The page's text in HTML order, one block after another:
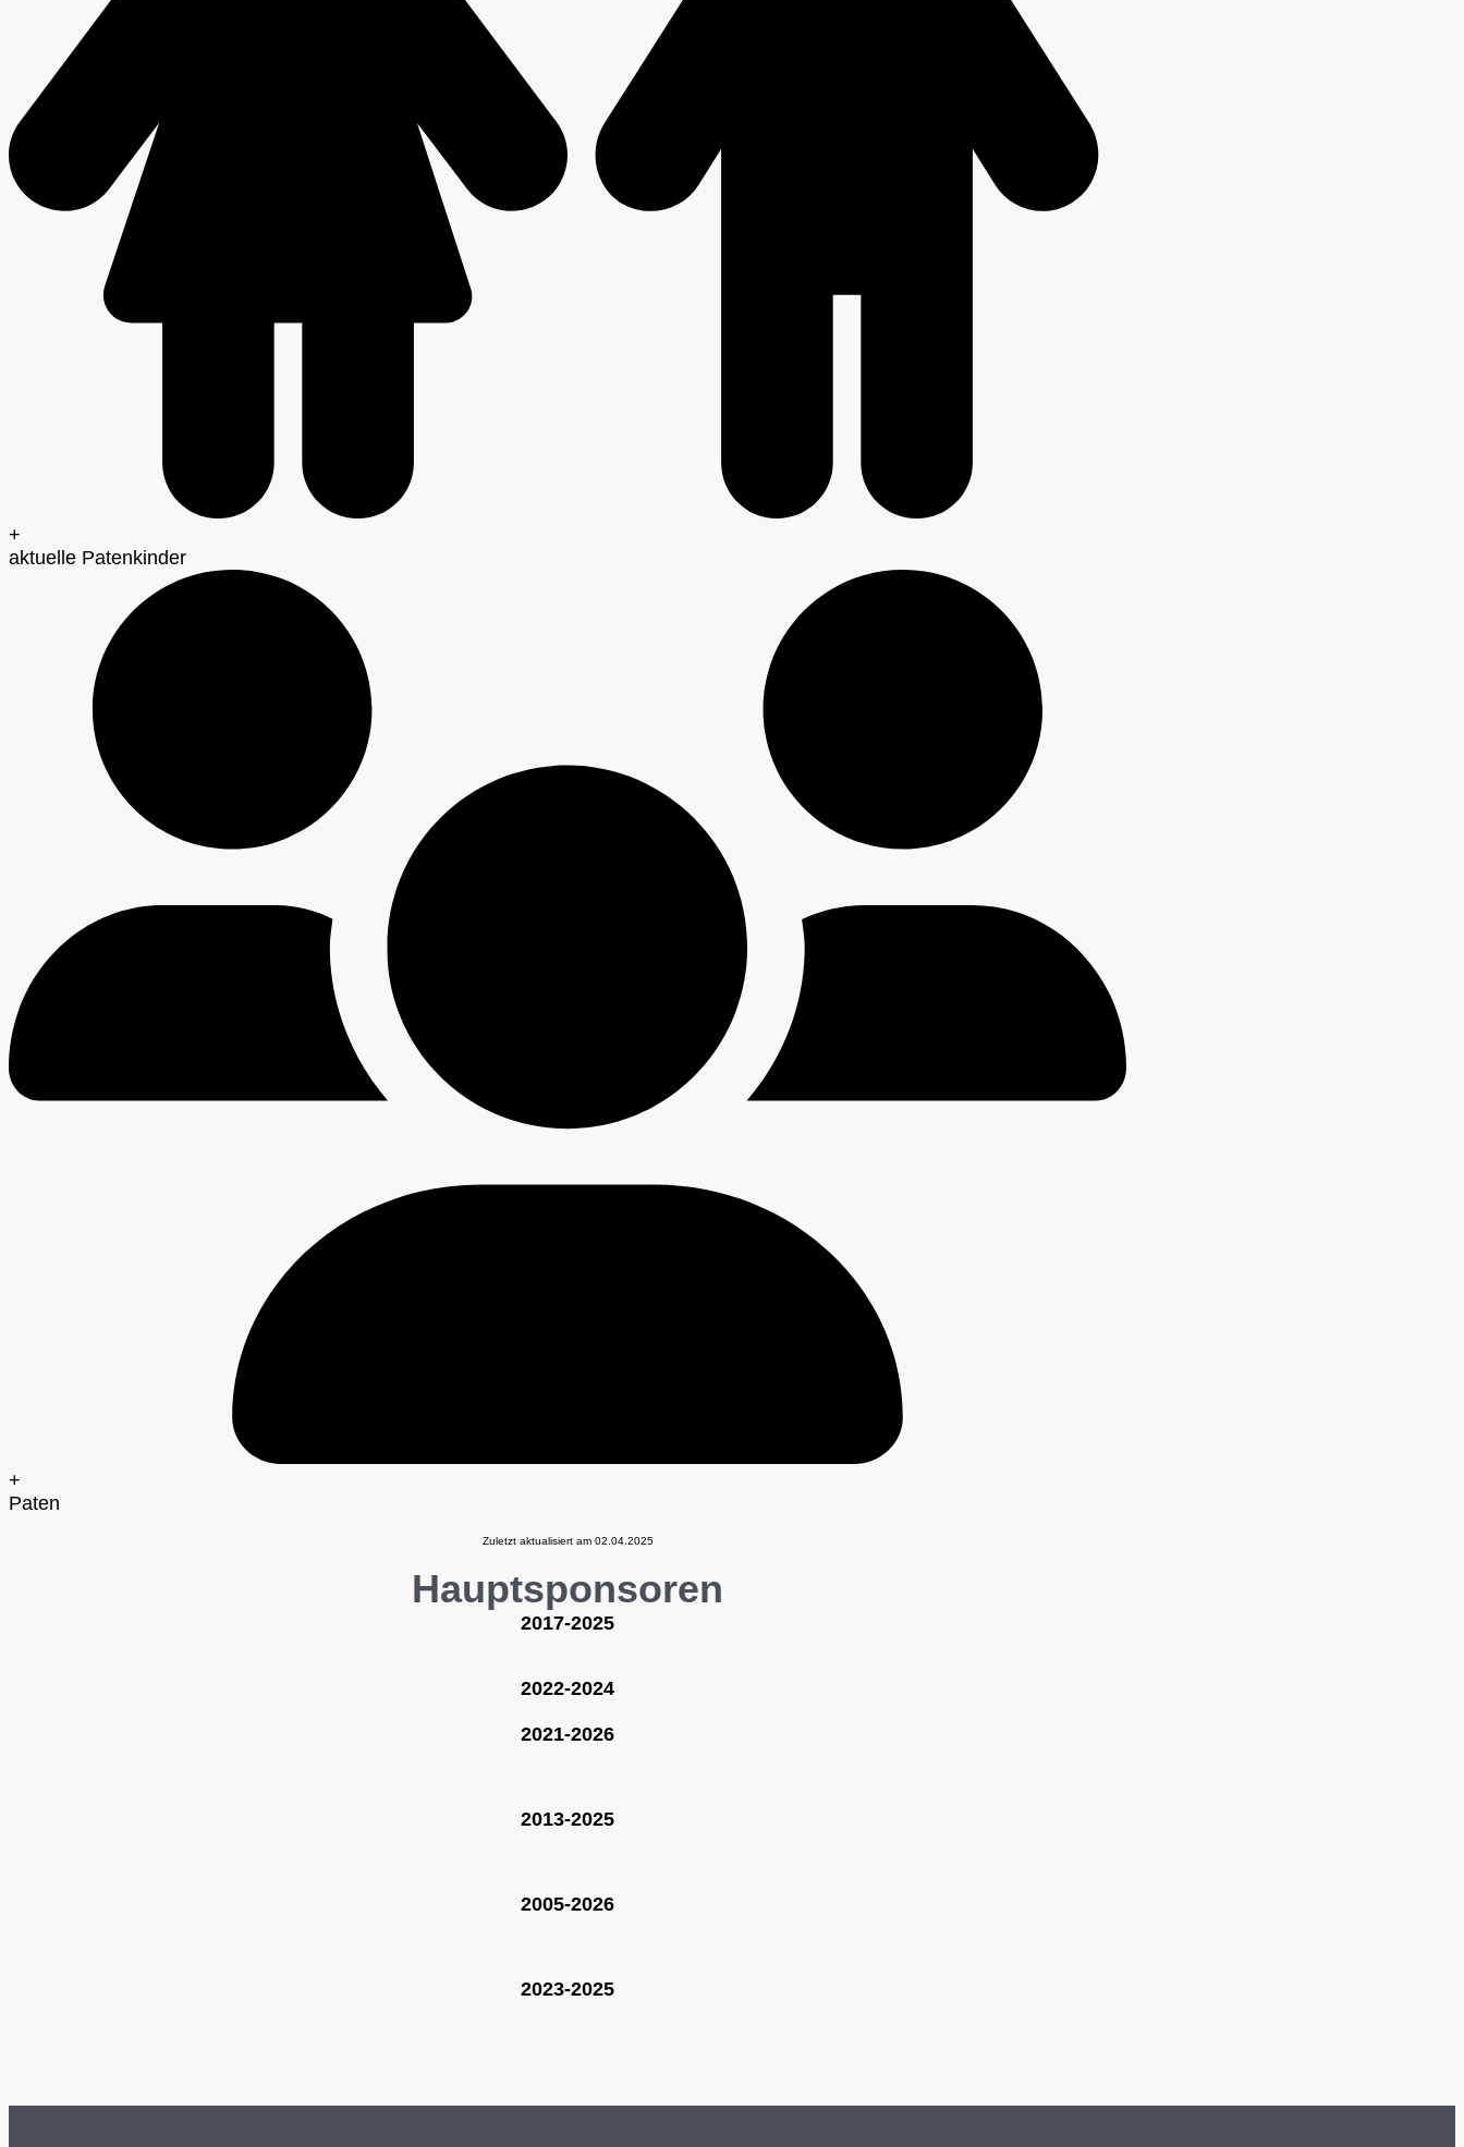
+
aktuelle Patenkinder
+
Paten
Zuletzt aktualisiert am 02.04.2025
Hauptsponsoren
2017-2025
2022-2024
2021-2026
2013-2025
2005-2026
2023-2025